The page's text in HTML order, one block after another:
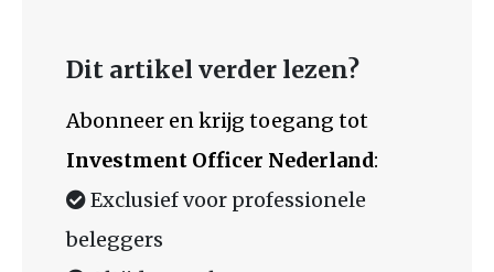
Dit artikel verder lezen?
Abonneer en krijg toegang tot
Investment Officer Nederland:
Exclusief voor professionele
beleggers